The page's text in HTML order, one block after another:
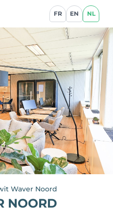
FR EN NL
Waver Noord
NOORD